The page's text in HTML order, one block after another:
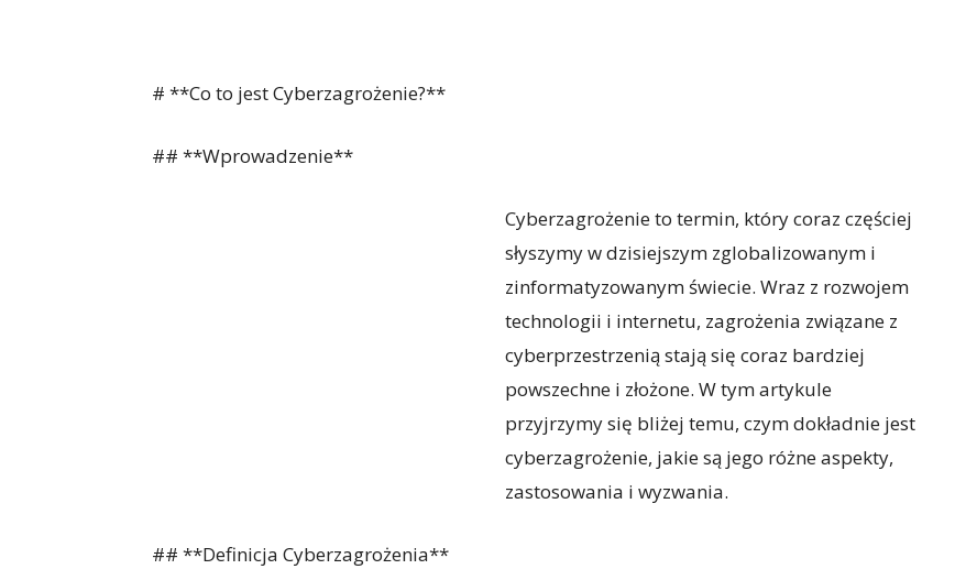
# **Co to jest Cyberzagrożenie?**
## **Wprowadzenie**
Cyberzagrożenie to termin, który coraz częściej
słyszymy w dzisiejszym zglobalizowanym i
zinformatyzowanym świecie. Wraz z rozwojem
technologii i internetu, zagrożenia związane z
cyberprzestrzenią stają się coraz bardziej
powszechne i złożone. W tym artykule
przyjrzymy się bliżej temu, czym dokładnie jest
cyberzagrożenie, jakie są jego różne aspekty,
zastosowania i wyzwania.
## **Definicja Cyberzagrożenia**